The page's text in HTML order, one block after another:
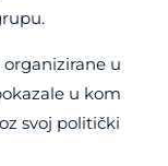
u
u kom
svoj politički